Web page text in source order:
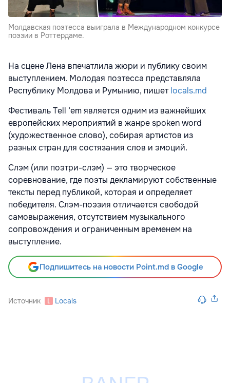
Молдавская поэтесса выиграла в Международном конкурсе
поэзии в Роттердаме.
На сцене Лена впечатлила жюри и публику своим
выступлением. Молодая поэтесса представляла
Республику Молдова и Румынию, пишетlocals.md
Фестиваль Tell ’em является одним из важнейших
европейских мероприятий в жанре spoken word
(художественное слово), собирая артистов из
разных стран для состязания слов и эмоций.
Слэм (или поэтри-слэм) — это творческое
соревнование, где поэты декламируют собственные
тексты перед публикой, которая и определяет
победителя. Слэм-поэзия отличается свободой
самовыражения, отсутствием музыкального
сопровождения и ограниченным временем на
выступление.
Подпишитесь на новости Point.md в Google
Источник Locals